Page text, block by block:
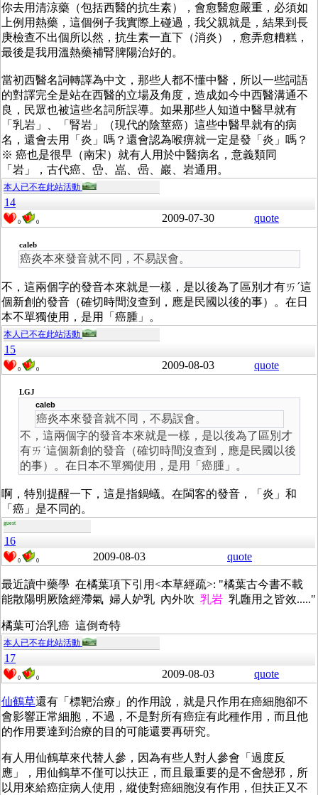
你去用清涼藥（包括西醫的抗生素），會愈醫愈嚴重，必須如
上例用熱藥，這個例子我實際上碰過，我父親就是，結果到長
庚檢查不出個所以然，抗生素一直下（消炎），愈弄愈糟糕，
最後是我用溫熱藥補腎脾陽治好的。
當初西醫名詞轉譯為中文，那些人都不懂中醫，所以一些詞語
的對譯完全是站在西醫的立場及角度，造成如今中西醫溝通不
良，民眾也被這些名詞所誤導。如果那些人知道中醫早就有
「乳岩」、「腎岩」（現代的陰莖癌）這些中醫早就有的病
名，還會去用「炎」嗎？還會認為喉痹就一定是發「炎」嗎？
※ 癌也是很早（南宋）就有人用於中醫病名，意義類同
「岩」，古代癌、嵒、嵓、喦、巖、岩通用。
本人已不在此站活動
14
0 0 2009-07-30 quote
caleb
癌炎本來發音就不同，不易誤會。
不，這兩個字的發音本來就是一樣，是以後為了區別才有ㄞˊ這
個新創的發音（確切時間沒查到，應是民國以後的事）。在日
本不單獨使用，是用「癌腫」。
本人已不在此站活動
15
0 0 2009-08-03 quote
LGJ
caleb
癌炎本來發音就不同，不易誤會。
不，這兩個字的發音本來就是一樣，是以後為了區別才
有ㄞˊ這個新創的發音（確切時間沒查到，應是民國以後
的事）。在日本不單獨使用，是用「癌腫」。
啊，特別提醒一下，這是指鍋蟻。在閩客的發音，「炎」和
「癌」是不同的。
guest
16
0 0 2009-08-03 quote
最近讀中藥學 在橘葉項下引用<本草經疏>: "橘葉古今書不載
能散陽明厥陰經滯氣 婦人妒乳 內外吹 乳岩 乳廱用之皆效....."
橘葉可治乳癌 這倒奇特
本人已不在此站活動
17
0 0 2009-08-03 quote
仙鶴草還有「標靶治療」的作用說，就是只作用在癌細胞卻不
會影響正常細胞，不過，不是對所有癌症有此種作用，而且他
的作用要達到治療的目的可能還要再研究。
有人用仙鶴草來代替人參，因為有些人對人參會「過度反
應」，用仙鶴草不僅可以扶正，而且最重要的是不會戀邪，所
以用來給癌症病人使用，縱使對癌細胞沒有作用，但扶正又不